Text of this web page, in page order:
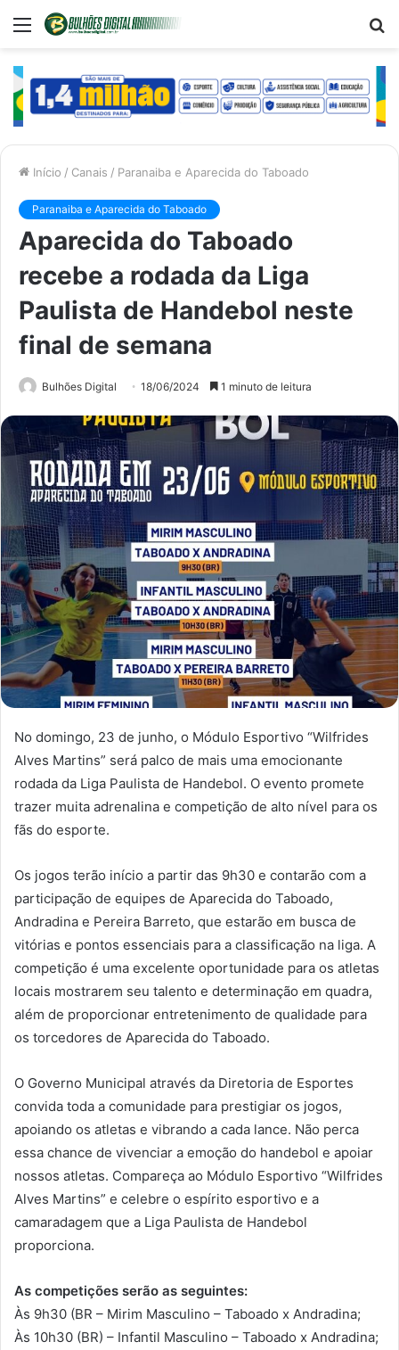
Menu
Início / Canais / Paranaiba e Aparecida do Taboado
Paranaiba e Aparecida do Taboado
Aparecida do Taboado
recebe a rodada da Liga
Paulista de Handebol neste
final de semana
Bulhões Digital 18/06/2024 1 minuto de leitura
No domingo, 23 de junho, o Módulo Esportivo “Wilfrides
Alves Martins” será palco de mais uma emocionante
rodada da Liga Paulista de Handebol. O evento promete
trazer muita adrenalina e competição de alto nível para os
fãs do esporte.
Os jogos terão início a partir das 9h30 e contarão com a
participação de equipes de Aparecida do Taboado,
Andradina e Pereira Barreto, que estarão em busca de
vitórias e pontos essenciais para a classificação na liga. A
competição é uma excelente oportunidade para os atletas
locais mostrarem seu talento e determinação em quadra,
além de proporcionar entretenimento de qualidade para
os torcedores de Aparecida do Taboado.
O Governo Municipal através da Diretoria de Esportes
convida toda a comunidade para prestigiar os jogos,
apoiando os atletas e vibrando a cada lance. Não perca
essa chance de vivenciar a emoção do handebol e apoiar
nossos atletas. Compareça ao Módulo Esportivo “Wilfrides
Alves Martins” e celebre o espírito esportivo e a
camaradagem que a Liga Paulista de Handebol
proporciona.
As competições serão as seguintes:
Às 9h30 (BR – Mirim Masculino – Taboado x Andradina;
Às 10h30 (BR) – Infantil Masculino – Taboado x Andradina;